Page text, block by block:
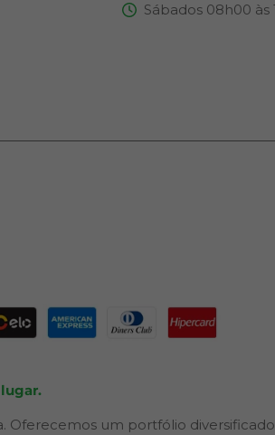
Sábados 08h00 às
Oferecemos um portfólio